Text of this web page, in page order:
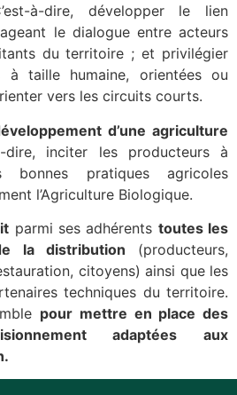
à-dire, développer le lien
le dialogue entre acteurs
du territoire ; et privilégier
à taille humaine, orientées ou
vers les circuits courts.
d’une agriculture
dire, inciter les producteurs à
pratiques agricoles
l’Agriculture Biologique.
parmi ses adhérents toutes les
la distribution (producteurs,
citoyens) ainsi que les
techniques du territoire.
pour mettre en place des
adaptées aux